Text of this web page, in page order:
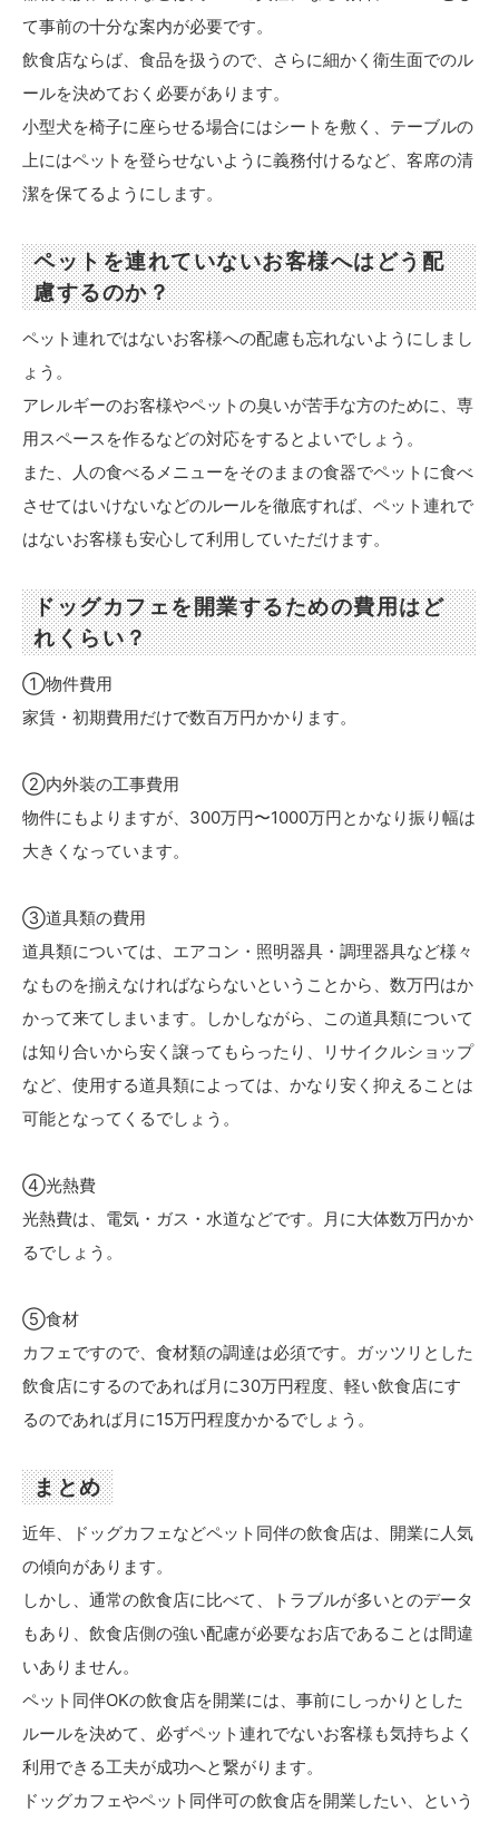
て事前の十分な案内が必要です。
飲食店ならば、食品を扱うので、さらに細かく衛生面でのル
ールを決めておく必要があります。
小型犬を椅子に座らせる場合にはシートを敷く、テーブルの
上にはペットを登らせないように義務付けるなど、客席の清
潔を保てるようにします。
ペットを連れていないお客様へはどう配
慮するのか？
ペット連れではないお客様への配慮も忘れないようにしまし
ょう。
アレルギーのお客様やペットの臭いが苦手な方のために、専
用スペースを作るなどの対応をするとよいでしょう。
また、人の食べるメニューをそのままの食器でペットに食べ
させてはいけないなどのルールを徹底すれば、ペット連れで
はないお客様も安心して利用していただけます。
ドッグカフェを開業するための費用はど
れくらい？
①物件費用
家賃・初期費用だけで数百万円かかります。
②内外装の工事費用
物件にもよりますが、300万円〜1000万円とかなり振り幅は
大きくなっています。
③道具類の費用
道具類については、エアコン・照明器具・調理器具など様々
なものを揃えなければならないということから、数万円はか
かって来てしまいます。しかしながら、この道具類について
は知り合いから安く譲ってもらったり、リサイクルショップ
など、使用する道具類によっては、かなり安く抑えることは
可能となってくるでしょう。
④光熱費
光熱費は、電気・ガス・水道などです。月に大体数万円かか
るでしょう。
⑤食材
カフェですので、食材類の調達は必須です。ガッツリとした
飲食店にするのであれば月に30万円程度、軽い飲食店にす
るのであれば月に15万円程度かかるでしょう。
まとめ
近年、ドッグカフェなどペット同伴の飲食店は、開業に人気
の傾向があります。
しかし、通常の飲食店に比べて、トラブルが多いとのデータ
もあり、飲食店側の強い配慮が必要なお店であることは間違
いありません。
ペット同伴OKの飲食店を開業には、事前にしっかりとした
ルールを決めて、必ずペット連れでないお客様も気持ちよく
利用できる工夫が成功へと繋がります。
ドッグカフェやペット同伴可の飲食店を開業したい、という